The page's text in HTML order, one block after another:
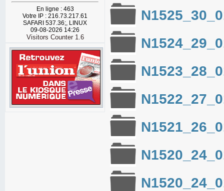
En ligne : 463
Votre IP : 216.73.217.61
SAFARI 537.36;, LINUX
09-08-2026 14:26
Visitors Counter 1.6